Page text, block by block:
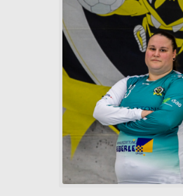
Kontakt